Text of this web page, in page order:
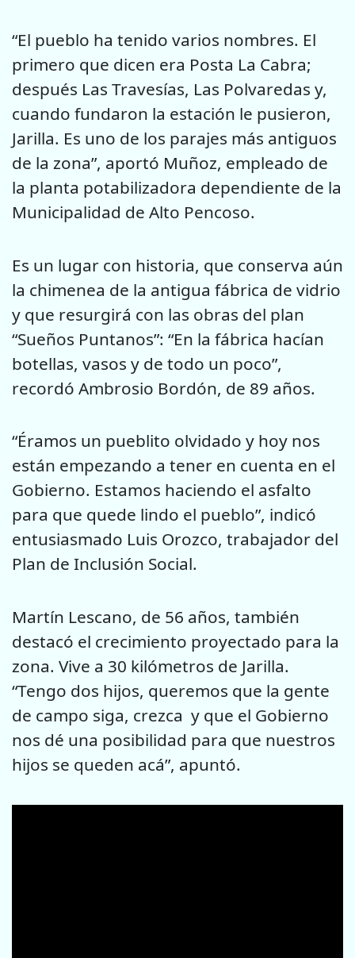
“El pueblo ha tenido varios nombres. El
primero que dicen era Posta La Cabra;
después Las Travesías, Las Polvaredas y,
cuando fundaron la estación le pusieron,
Jarilla. Es uno de los parajes más antiguos
de la zona”, aportó Muñoz, empleado de
la planta potabilizadora dependiente de la
Municipalidad de Alto Pencoso.
Es un lugar con historia, que conserva aún
la chimenea de la antigua fábrica de vidrio
y que resurgirá con las obras del plan
“Sueños Puntanos”: “En la fábrica hacían
botellas, vasos y de todo un poco”,
recordó Ambrosio Bordón, de 89 años.
“Éramos un pueblito olvidado y hoy nos
están empezando a tener en cuenta en el
Gobierno. Estamos haciendo el asfalto
para que quede lindo el pueblo”, indicó
entusiasmado Luis Orozco, trabajador del
Plan de Inclusión Social.
Martín Lescano, de 56 años, también
destacó el crecimiento proyectado para la
zona. Vive a 30 kilómetros de Jarilla.
“Tengo dos hijos, queremos que la gente
de campo siga, crezca y que el Gobierno
nos dé una posibilidad para que nuestros
hijos se queden acá”, apuntó.